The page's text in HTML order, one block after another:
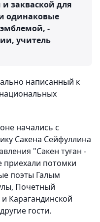
закваской для
одинаковые
-
учитель
написанный к
начались с
Сакена Сейфуллина
"Сәкен туған -
потомки
поэты Галым
Почетный
Карагандинской
гости.